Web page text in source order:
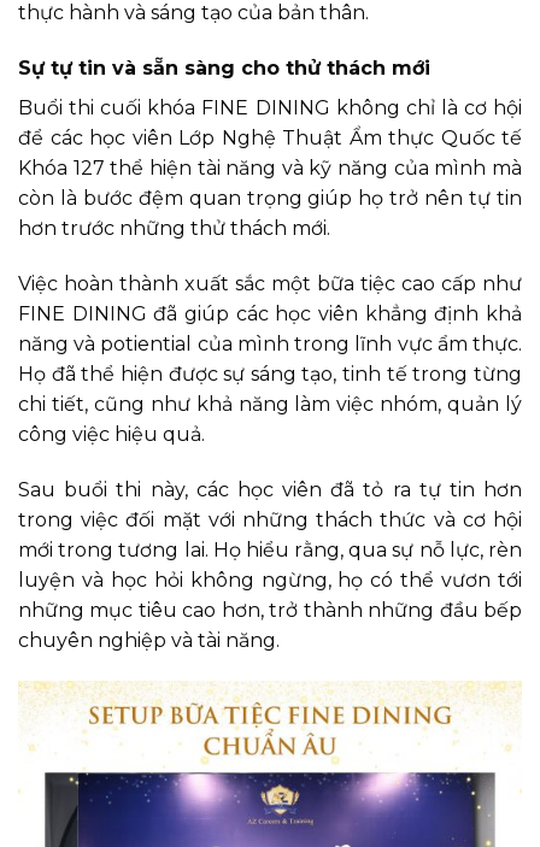
thực hành và sáng tạo của bản thân.
Sự tự tin và sẵn sàng cho thử thách mới
Buổi thi cuối khóa FINE DINING không chỉ là cơ hội
để các học viên Lớp Nghệ Thuật Ẩm thực Quốc tế
Khóa 127 thể hiện tài năng và kỹ năng của mình mà
còn là bước đệm quan trọng giúp họ trở nên tự tin
hơn trước những thử thách mới.
Việc hoàn thành xuất sắc một bữa tiệc cao cấp như
FINE DINING đã giúp các học viên khẳng định khả
năng và potiential của mình trong lĩnh vực ẩm thực.
Họ đã thể hiện được sự sáng tạo, tinh tế trong từng
chi tiết, cũng như khả năng làm việc nhóm, quản lý
công việc hiệu quả.
Sau buổi thi này, các học viên đã tỏ ra tự tin hơn
trong việc đối mặt với những thách thức và cơ hội
mới trong tương lai. Họ hiểu rằng, qua sự nỗ lực, rèn
luyện và học hỏi không ngừng, họ có thể vươn tới
những mục tiêu cao hơn, trở thành những đầu bếp
chuyên nghiệp và tài năng.